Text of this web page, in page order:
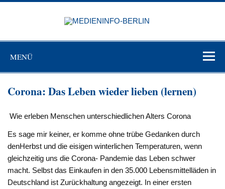
Zum
MENÜ
Corona: Das Leben wieder lieben (lernen)
Wie erleben Menschen unterschiedlichen Alters Corona
Es sage mir keiner, er komme ohne trübe Gedanken durch
denHerbst und die eisigen winterlichen Temperaturen, wenn
gleichzeitig uns die Corona- Pandemie das Leben schwer
macht. Selbst das Einkaufen in den 35.000 Lebensmittelläden in
Deutschland ist Zurückhaltung angezeigt. In einer ersten